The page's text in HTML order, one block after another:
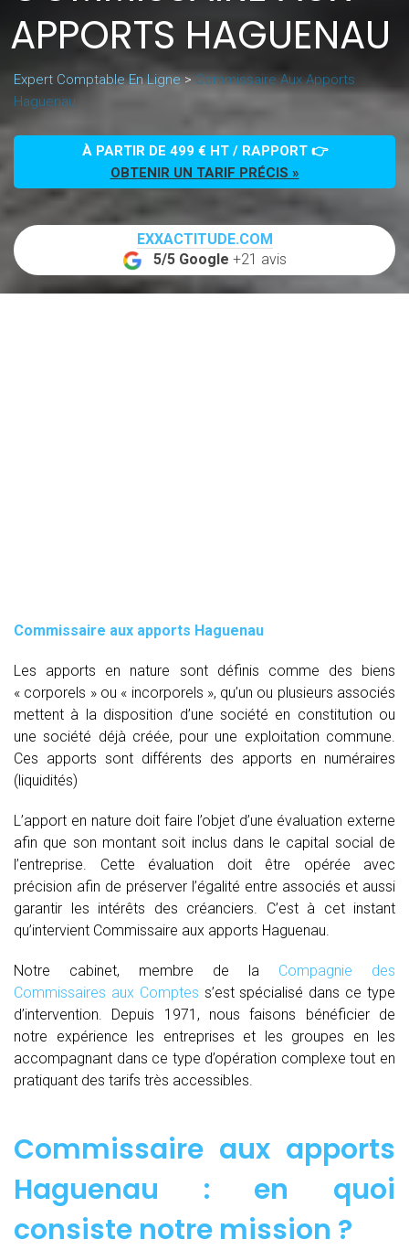
APPORTS HAGUENAU
Expert Comptable En Ligne>Commissaire Aux Apports
Haguenau
À PARTIR DE 499 € HT / RAPPORT 👉
OBTENIR UN TARIF PRÉCIS »
EXXACTITUDE.COM
5/5 Google +21 avis
Commissaire aux apports Haguenau
Les apports en nature sont définis comme des biens
« corporels » ou « incorporels », qu’un ou plusieurs associés
mettent à la disposition d’une société en constitution ou
une société déjà créée, pour une exploitation commune.
Ces apports sont différents des apports en numéraires
(liquidités)
L’apport en nature doit faire l’objet d’une évaluation externe
afin que son montant soit inclus dans le capital social de
l’entreprise. Cette évaluation doit être opérée avec
précision afin de préserver l’égalité entre associés et aussi
garantir les intérêts des créanciers. C’est à cet instant
qu’intervient Commissaire aux apports Haguenau.
Notre cabinet, membre de la Compagnie des
Commissaires aux Comptes s’est spécialisé dans ce type
d’intervention. Depuis 1971, nous faisons bénéficier de
notre expérience les entreprises et les groupes en les
accompagnant dans ce type d’opération complexe tout en
pratiquant des tarifs très accessibles.
Commissaire aux apports
Haguenau : en quoi
consiste notre mission ?